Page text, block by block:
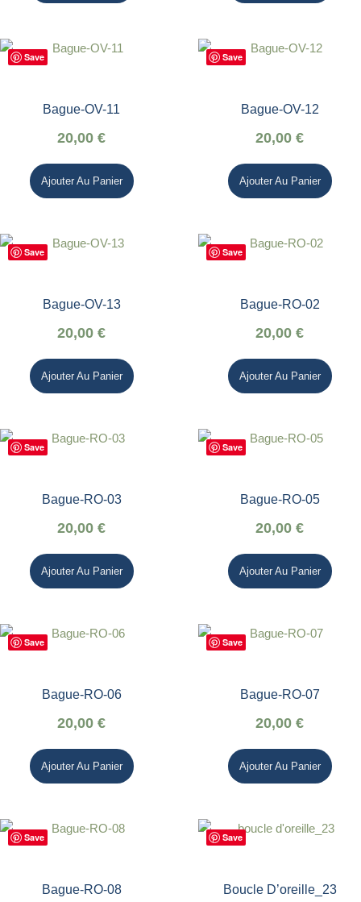
Save
Bague-OV-11
20,00 €
Ajouter Au Panier
Save
Bague-OV-12
20,00 €
Ajouter Au Panier
Save
Bague-OV-13
20,00 €
Ajouter Au Panier
Save
Bague-RO-02
20,00 €
Ajouter Au Panier
Save
Bague-RO-03
20,00 €
Ajouter Au Panier
Save
Bague-RO-05
20,00 €
Ajouter Au Panier
Save
Bague-RO-06
20,00 €
Ajouter Au Panier
Save
Bague-RO-07
20,00 €
Ajouter Au Panier
Save
Bague-RO-08
Save
Boucle D’oreille_23